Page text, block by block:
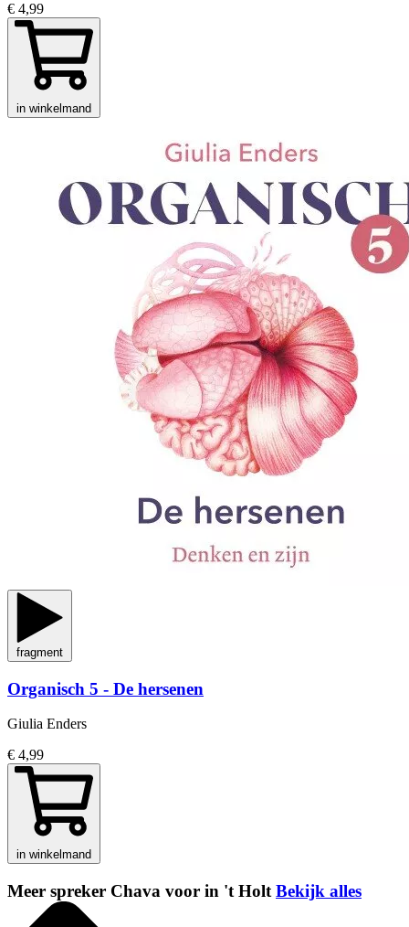
€ 4,99
in winkelmand
fragment
Organisch 5 - De hersenen
Giulia Enders
€ 4,99
in winkelmand
Meer spreker Chava voor in 't Holt Bekijk alles